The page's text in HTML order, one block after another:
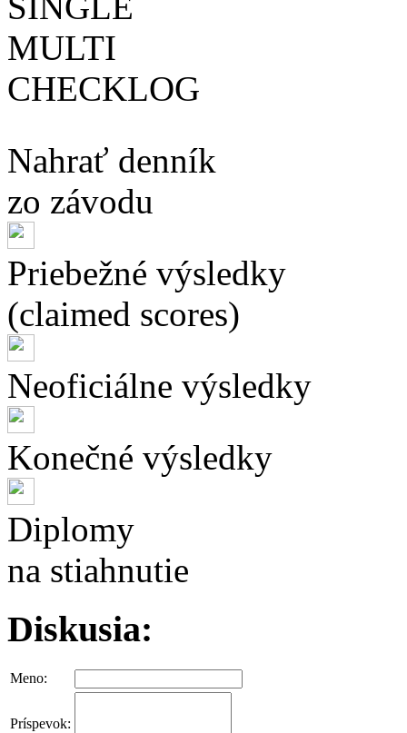
MULTI
CHECKLOG
Nahrať denník
zo závodu
Priebežné výsledky
(claimed scores)
Neoficiálne výsledky
Konečné výsledky
Diplomy
na stiahnutie
Diskusia:
Meno:
Príspevok: